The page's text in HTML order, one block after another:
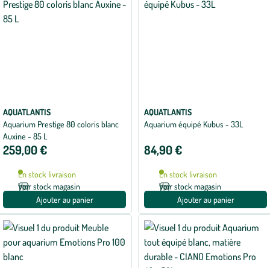
AQUATLANTIS
Aquarium Prestige 80 coloris blanc
Auxine - 85 L
259,00 €
En stock livraison
Voir stock magasin
Ajouter au panier
AQUATLANTIS
Aquarium équipé Kubus - 33L
84,90 €
En stock livraison
Voir stock magasin
Ajouter au panier